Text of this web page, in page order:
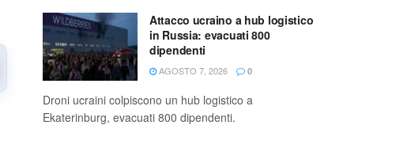
Attacco ucraino a hub logistico
in Russia: evacuati 800
dipendenti
AGOSTO 7, 2026 0
Droni ucraini colpiscono un hub logistico a
Ekaterinburg, evacuati 800 dipendenti.